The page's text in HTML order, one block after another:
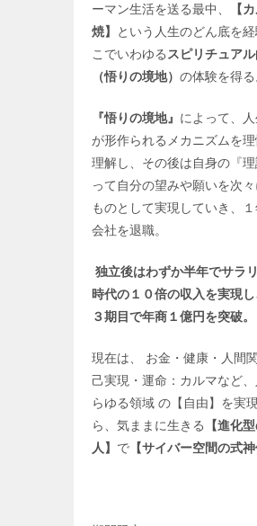
ーマン生活を送る最中、
【
焼】
という人生のどん底を
こでいわゆる スピリチュア
（悟りの境地） の体験を得る
『悟りの境地』 によって、
が形作られるメカニズムを理
理解し、その後は自身の『
って自分の望みや願いを次
ものとして実現していき、
会社を退職。
独立後はわずか半年でサラ
時代の１０倍の収入を実現
３期目で年商１億円を突破。
現在は、 お金・健康・人間
己実現・運命：カルマなど
らゆる領域 の【自由】を実
ら、気ままに生きる
【進化
人】 で 【サイバー空間の式神